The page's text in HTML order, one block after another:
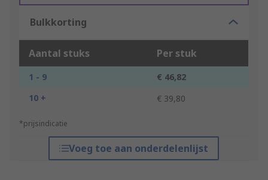
Bulkkorting
Aantal stuks Per stuk
1 - 9
€ 46,82
10 +
€ 39,80
*prijsindicatie
Voeg toe aan onderdelenlijst